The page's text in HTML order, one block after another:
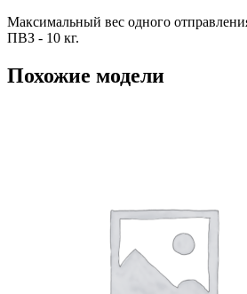
Максимальный вес одного
ПВЗ - 10 кг.
Похожие модели